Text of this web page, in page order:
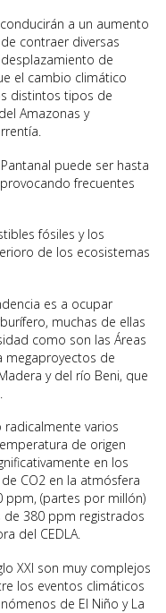
a un aumento
contraer diversas
de
el cambio climático
distintos tipos de
Amazonas y
puede ser hasta
frecuentes
fósiles y los
de los ecosistemas
es a ocupar
muchas de ellas
como son las Áreas
megaproyectos de
y del río Beni, que
varios
de origen
en los
CO2 en la atmósfera
ppm, (partes por millón)
de 380 ppm registrados
del CEDLA.
XXI son muy complejos
los eventos climáticos
de El Niño y La